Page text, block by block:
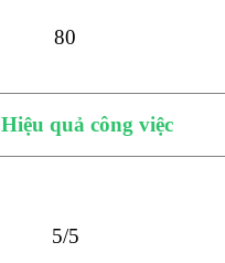
80
Hiệu quả công việc
5/5